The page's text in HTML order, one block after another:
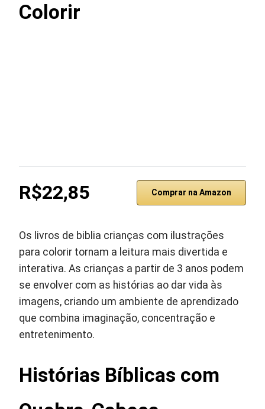
Colorir
R$22,85 Comprar na Amazon
Os livros de biblia crianças com ilustrações
para colorir tornam a leitura mais divertida e
interativa. As crianças a partir de 3 anos podem
se envolver com as histórias ao dar vida às
imagens, criando um ambiente de aprendizado
que combina imaginação, concentração e
entretenimento.
Histórias Bíblicas com